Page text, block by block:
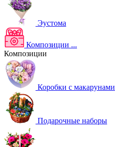
Эустома
Композиции ...
Композиции
Коробки с макарунами
Подарочные наборы